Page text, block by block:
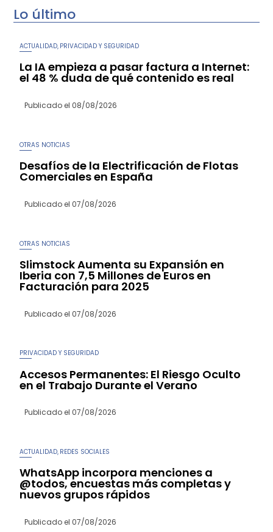
Lo último
ACTUALIDAD PRIVACIDAD Y SEGURIDAD
La IA empieza a pasar factura a Internet:
el 48 % duda de qué contenido es real
Publicado el 08/08/2026
OTRAS NOTICIAS
Desafíos de la Electrificación de Flotas
Comerciales en España
Publicado el 07/08/2026
OTRAS NOTICIAS
Slimstock Aumenta su Expansión en
Iberia con 7,5 Millones de Euros en
Facturación para 2025
Publicado el 07/08/2026
PRIVACIDAD Y SEGURIDAD
Accesos Permanentes: El Riesgo Oculto
en el Trabajo Durante el Verano
Publicado el 07/08/2026
ACTUALIDAD REDES SOCIALES
WhatsApp incorpora menciones a
@todos, encuestas más completas y
nuevos grupos rápidos
Publicado el 07/08/2026